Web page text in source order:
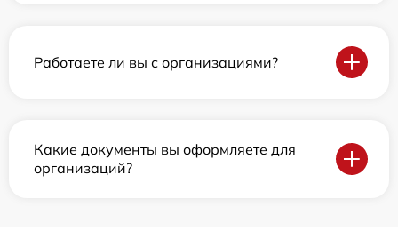
Работаете ли вы с организациями?
Какие документы вы оформляете для
организаций?